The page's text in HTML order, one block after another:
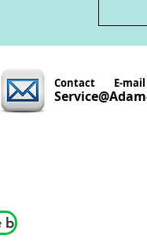
Contact E-mail
b